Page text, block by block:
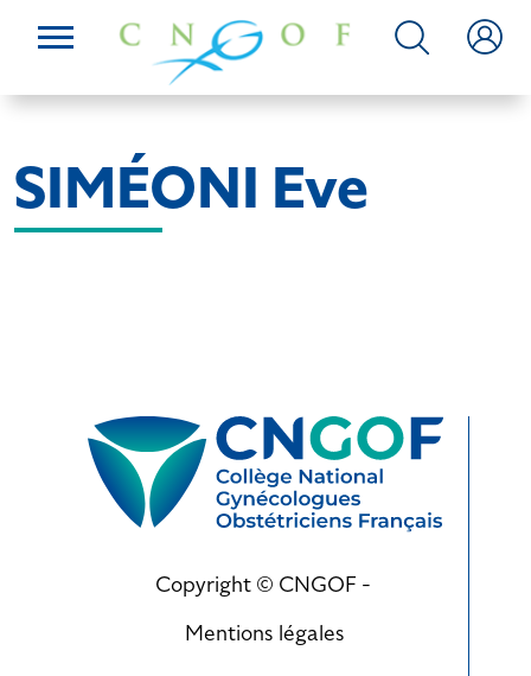
SIMÉONI Eve
Copyright © CNGOF -
Mentions légales